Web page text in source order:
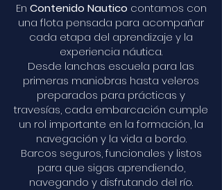
En Contenido Nautico contamos con
una flota pensada para acompañar
cada etapa del aprendizaje y la
experiencia náutica.
Desde lanchas escuela para las
primeras maniobras hasta veleros
preparados para prácticas y
travesías, cada embarcación cumple
un rol importante en la formación, la
navegación y la vida a bordo.
Barcos seguros, funcionales y listos
para que sigas aprendiendo,
navegando y disfrutando del río.